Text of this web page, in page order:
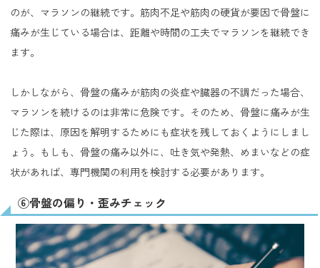
のが、マラソンの継続です。筋肉不足や筋肉の硬貨が要因で骨盤に
痛みが生じている場合は、距離や時間の工夫でマラソンを継続でき
ます。
しかしながら、骨盤の痛みが筋肉の炎症や臓器の不調だった場合、
マラソンを続けるのは非常に危険です。そのため、骨盤に痛みが生
じた際は、原因を解明するためにも症状を残しておくようにしまし
ょう。もしも、骨盤の痛み以外に、吐き気や発熱、めまいなどの症
状があれば、専門機関の利用を検討する必要があります。
⑥骨盤の偏り・歪みチェック